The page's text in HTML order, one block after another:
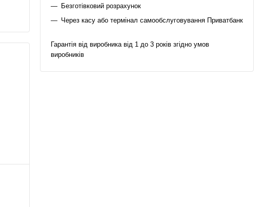
Безготівковий розрахунок
Через касу або термінал самообслуговування Приватбанк
Гарантія від виробника від 1 до 3 років згідно умов
виробників